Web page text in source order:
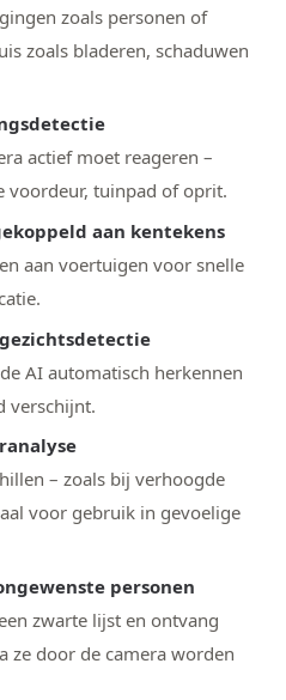
zoals personen of
zoals bladeren, schaduwen
actief moet reageren –
voordeur, tuinpad of oprit.
aan kentekens
aan voertuigen voor snelle
AI automatisch herkennen
verschijnt.
– zoals bij verhoogde
voor gebruik in gevoelige
personen
zwarte lijst en ontvang
ze door de camera worden